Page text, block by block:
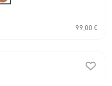
99,00 €